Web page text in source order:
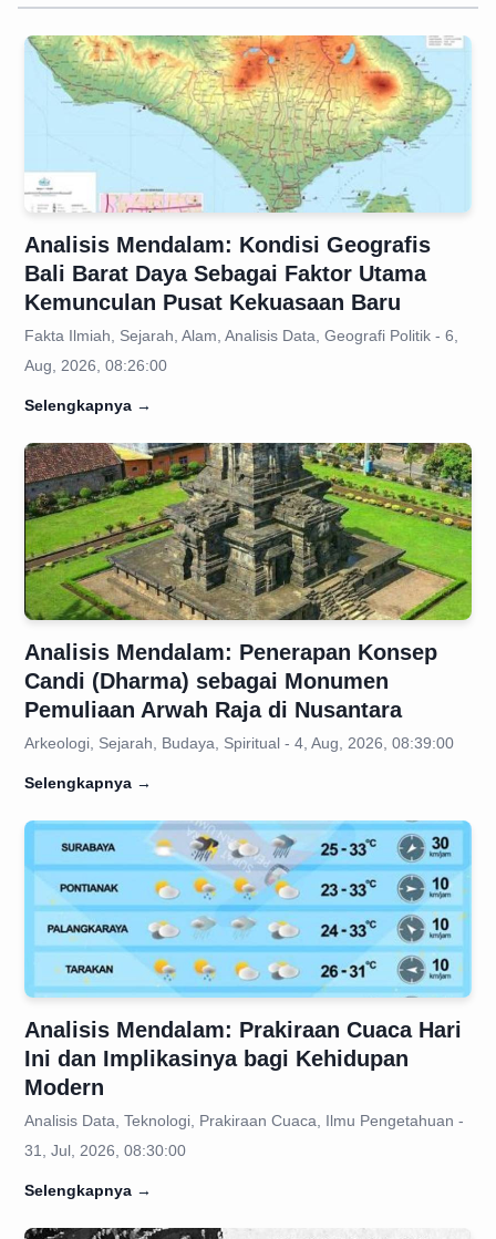
Analisis Mendalam: Kondisi Geografis
Bali Barat Daya Sebagai Faktor Utama
Kemunculan Pusat Kekuasaan Baru
Fakta Ilmiah, Sejarah, Alam, Analisis Data, Geografi Politik - 6,
Aug, 2026, 08:26:00
Selengkapnya →
Analisis Mendalam: Penerapan Konsep
Candi (Dharma) sebagai Monumen
Pemuliaan Arwah Raja di Nusantara
Arkeologi, Sejarah, Budaya, Spiritual - 4, Aug, 2026, 08:39:00
Selengkapnya →
Analisis Mendalam: Prakiraan Cuaca Hari
Ini dan Implikasinya bagi Kehidupan
Modern
Analisis Data, Teknologi, Prakiraan Cuaca, Ilmu Pengetahuan -
31, Jul, 2026, 08:30:00
Selengkapnya →